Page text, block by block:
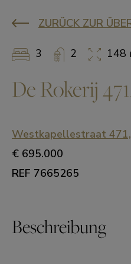
ZURÜCK ZUR
3 2 148
De Rokerij
Westkapellestraat
€ 695.000
REF 7665265
Beschreibung